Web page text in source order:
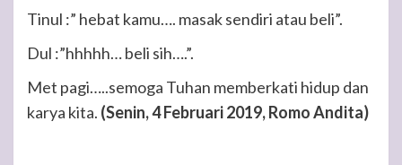
Tinul :” hebat kamu…. masak sendiri atau beli”.
Dul :”hhhhh… beli sih….”.
Met pagi…..semoga Tuhan memberkati hidup dan
karya kita. (Senin, 4 Februari 2019, Romo Andita)